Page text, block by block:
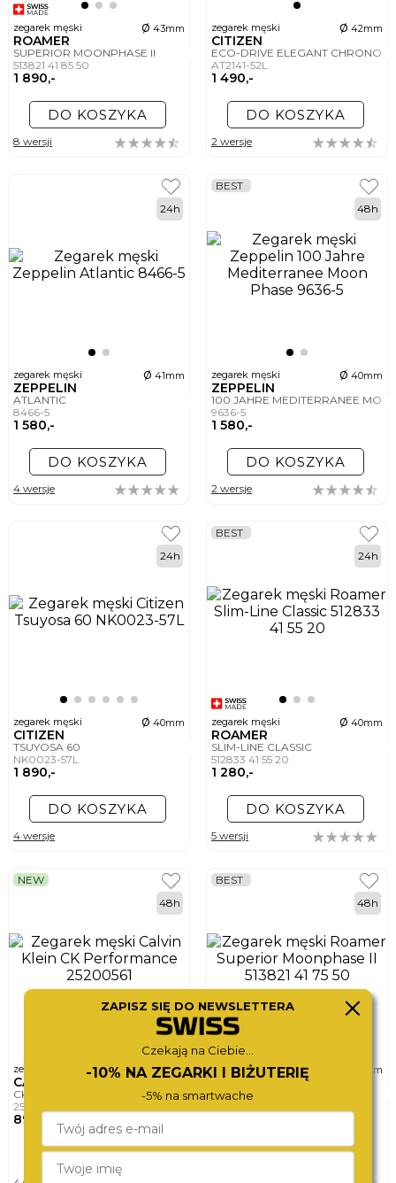
zegarek męski ø 43mm
ROAMER
SUPERIOR MOONPHASE II
513821 41 85 50
1 890,-
DO KOSZYKA
8 wersji
zegarek męski ø 42mm
CITIZEN
ECO-DRIVE ELEGANT CHRONO
AT2141-52L
1 490,-
DO KOSZYKA
2 wersje
zegarek męski ø 41mm
ZEPPELIN
ATLANTIC
8466-5
1 580,-
24h
DO KOSZYKA
4 wersje
zegarek męski ø 40mm
ZEPPELIN
100 JAHRE MEDITERRANEE
9636-5
1 580,-
BEST
48h
DO KOSZYKA
2 wersje
zegarek męski ø 40mm
CITIZEN
TSUYOSA 60
NK0023-57L
1 890,-
24h
DO KOSZYKA
4 wersje
zegarek męski ø 40mm
ROAMER
SLIM-LINE CLASSIC
512833 41 55 20
1 280,-
BEST
24h
DO KOSZYKA
5 wersji
zegarek męski ø 43mm
CALVIN KLEIN
CK PERFORMANCE
25200561
890,-
NEW
48h
DO KOSZYKA
zegarek męski 43mm
ROAMER
SUPERIOR MOONPHASE II
BEST
48h
DO KOSZYKA
ZAPISZ SIĘ DO NEWSLETTERA
Czekają na Ciebie...
-10% NA ZEGARKI I BIŻUTERIĘ
-5% na smartwache